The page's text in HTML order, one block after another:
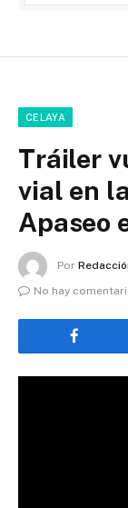
CELAYA
Tráiler
vial en
Apaseo
Por
No hay